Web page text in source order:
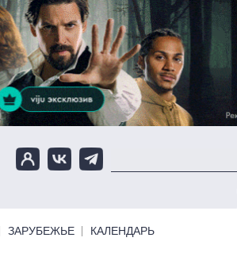
ЗАРУБЕЖЬЕ КАЛЕНДАРЬ